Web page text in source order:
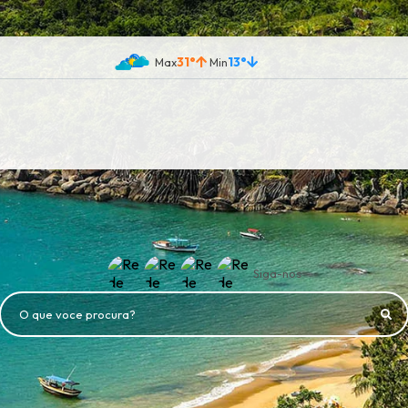
31° 13°
Siga-nos
O que voce procura?